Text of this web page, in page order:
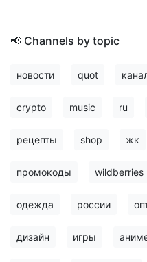
📢 Channels by topic
новости quot
crypto music ru
рецепты shop жк
промокоды wildberries
одежда россии
дизайн игры